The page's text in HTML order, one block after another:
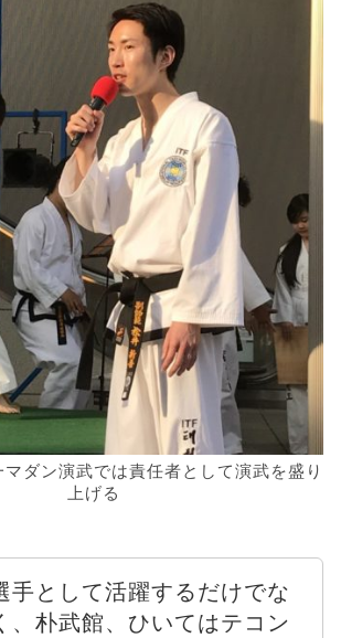
ダン演武では責任者として演武を盛り
上げる
手として活躍するだけでな
、朴武館、ひいてはテコン